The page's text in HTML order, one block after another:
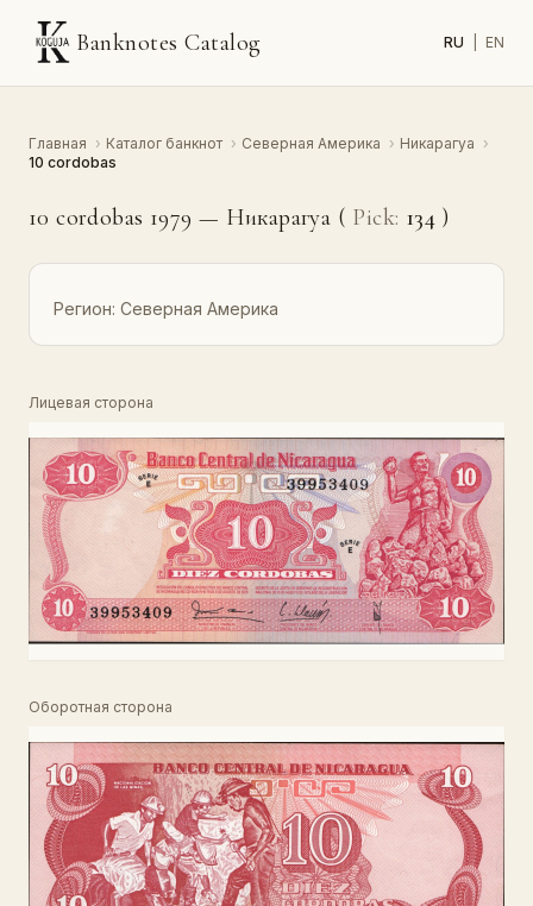
Banknotes Catalog RU EN
Главная › Каталог банкнот › Северная Америка › Никарагуа ›
10 cordobas
10 cordobas 1979 — Никарагуа ( Pick: 134 )
Регион: Северная Америка
Лицевая сторона
Оборотная сторона